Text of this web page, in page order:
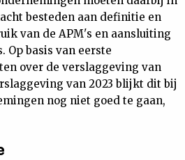
besteden aan definitie en
van de APM's en aansluiting
Op basis van eerste
over de verslaggeving van
van 2023 blijkt dit bij
nog niet goed te gaan,